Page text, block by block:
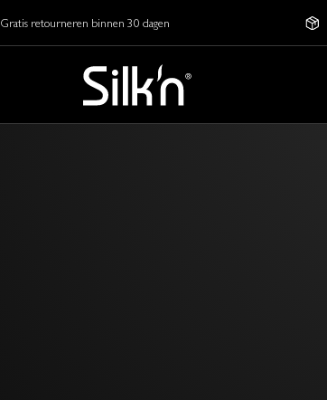
Gratis retourneren binnen 30 dagen